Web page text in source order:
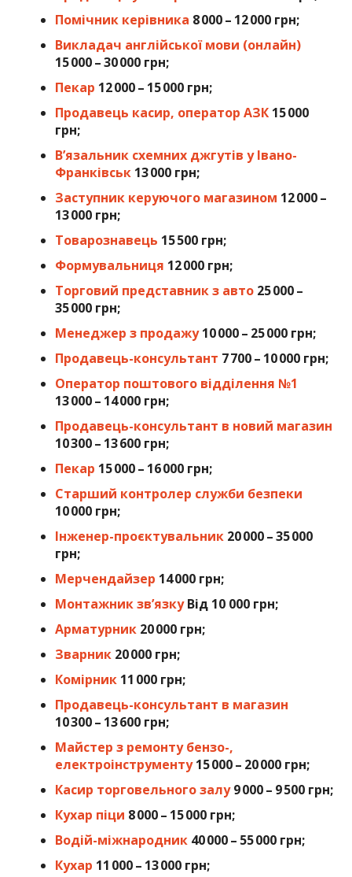
Помічник керівника 8 000 – 12 000 грн;
Викладач англійської мови (онлайн)
15 000 – 30 000 грн;
Пекар 12 000 – 15 000 грн;
Продавець касир, оператор АЗК 15 000
грн;
В’язальник схемних джгутів у Івано-
Франківськ 13 000 грн;
Заступник керуючого магазином 12 000 –
13 000 грн;
Товарознавець 15 500 грн;
Формувальниця 12 000 грн;
Торговий представник з авто 25 000 –
35 000 грн;
Менеджер з продажу 10 000 – 25 000 грн;
Продавець-консультант 7 700 – 10 000 грн;
Оператор поштового відділення №1
13 000 – 14 000 грн;
Продавець-консультант в новий магазин
10 300 – 13 600 грн;
Пекар 15 000 – 16 000 грн;
Старший контролер служби безпеки
10 000 грн;
Інженер-проєктувальник 20 000 – 35 000
грн;
Мерчендайзер 14 000 грн;
Монтажник зв’язку Від 10 000 грн;
Арматурник 20 000 грн;
Зварник 20 000 грн;
Комірник 11 000 грн;
Продавець-консультант в магазин
10 300 – 13 600 грн;
Майстер з ремонту бензо-,
електроінструменту 15 000 – 20 000 грн;
Касир торговельного залу 9 000 – 9 500 грн;
Кухар піци 8 000 – 15 000 грн;
Водій-міжнародник 40 000 – 55 000 грн;
Кухар 11 000 – 13 000 грн;